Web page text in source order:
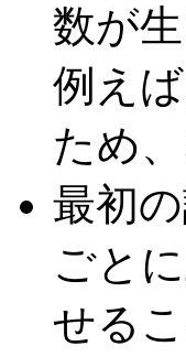
数が
例え
ため
最初
ごと
せるこ